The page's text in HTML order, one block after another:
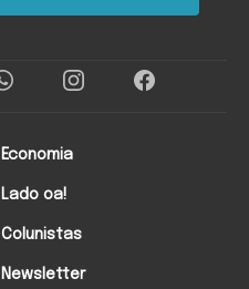
Economia
Lado oa!
Colunistas
Newsletter